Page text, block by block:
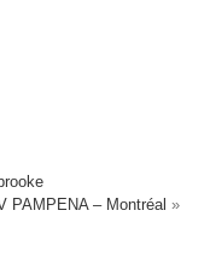
PAMPENA – Montréal »